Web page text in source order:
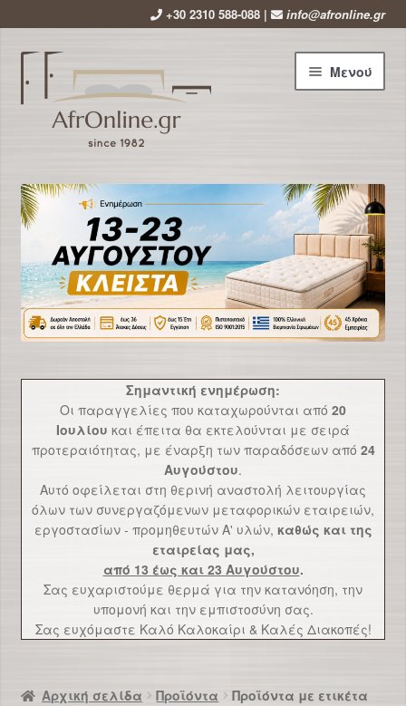
+30 2310 588-088 | info@afronline.gr
Απευθείας
μετάβαση
στην
πλοήγηση
Μετάβαση
σε
περιεχόμενο
Μενού
Εταιρεία
Προϊόντα
υπό-
μενού
Χρήσιμα
Επικοινωνία
Σημαντική ενημέρωση:
Οι παραγγελίες που καταχωρούνται από 20
Ιουλίου και έπειτα θα εκτελούνται με σειρά
προτεραιότητας, με έναρξη των παραδόσεων από 24
Αυγούστου.
Αυτό οφείλεται στη θερινή αναστολή λειτουργίας
όλων των συνεργαζόμενων μεταφορικών εταιρειών,
εργοστασίων - προμηθευτών Α' υλών, καθώς και της
εταιρείας μας,
από 13 έως και 23 Αυγούστου.
Σας ευχαριστούμε θερμά για την κατανόηση, την
υπομονή και την εμπιστοσύνη σας.
Σας ευχόμαστε Καλό Καλοκαίρι & Καλές Διακοπές!
Αρχική σελίδα Προϊόντα
Προϊόντα με ετικέτα